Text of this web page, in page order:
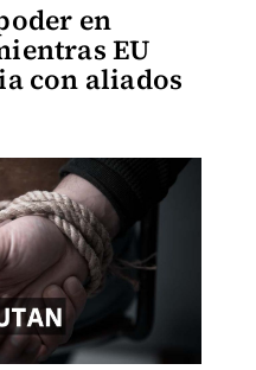
en
EU
con aliados